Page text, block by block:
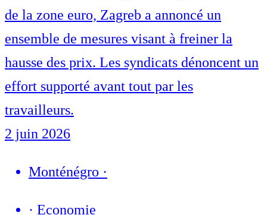
de la zone euro, Zagreb a annoncé un
ensemble de mesures visant à freiner la
hausse des prix. Les syndicats dénoncent un
effort supporté avant tout par les
travailleurs.
2 juin 2026
Monténégro ·
· Economie